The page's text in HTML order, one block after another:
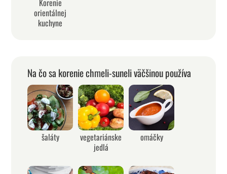
orientálnej
kuchyne
Na čo sa korenie chmeli-suneli väčšinou používa
šaláty
vegetariánske
jedlá
omáčky